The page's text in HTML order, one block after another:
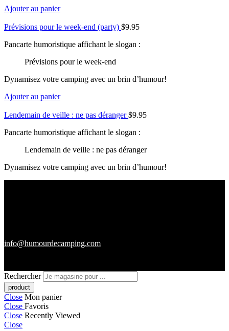
Ajouter au panier
Prévisions pour le week-end (party) $9.95
Pancarte humoristique affichant le slogan :
Prévisions pour le week-end
Dynamisez votre camping avec un brin d’humour!
Ajouter au panier
Lendemain de veille : ne pas déranger$9.95
Pancarte humoristique affichant le slogan :
Lendemain de veille : ne pas déranger
Dynamisez votre camping avec un brin d’humour!
info@humourdecamping.com
Rechercher
Close Mon panier
Close Favoris
Close Recently Viewed
Close